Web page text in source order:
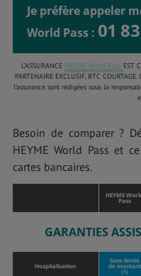
Je préfère appeler
World Pass : 01
L’ASSURANCE HEYME World Pass EST
PARTENAIRE EXCLUSIF, BTC
l’assurance sont rédigées sous la
Besoin de comparer ?
HEYME World Pass et
cartes bancaires.
HEYME
Pass
GARANTIES
Hospitalisation
Sans limite
de montant
(1)